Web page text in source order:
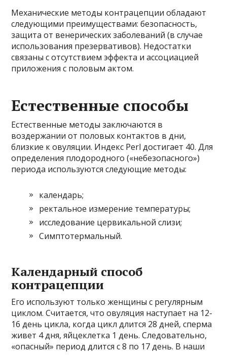
Механические методы контрацепции обладают
следующими преимуществами: безопасность,
защита от венерических заболеваний (в случае
использования презервативов). Недостатки
связаны с отсутствием эффекта и ассоциацией
приложения с половым актом.
Естественные способы
Естественные методы заключаются в
воздержании от половых контактов в дни,
близкие к овуляции. Индекс Perl достигает 40. Для
определения плодородного («небезопасного»)
периода используются следующие методы:
календарь;
ректальное измерение температуры;
исследование цервикальной слизи;
Симптотермальный.
Календарный способ
контрацепции
Его используют только женщины с регулярным
циклом. Считается, что овуляция наступает на 12-
16 день цикла, когда цикл длится 28 дней, сперма
живет 4 дня, яйцеклетка 1 день. Следовательно,
«опасный» период длится с 8 по 17 день. В наши